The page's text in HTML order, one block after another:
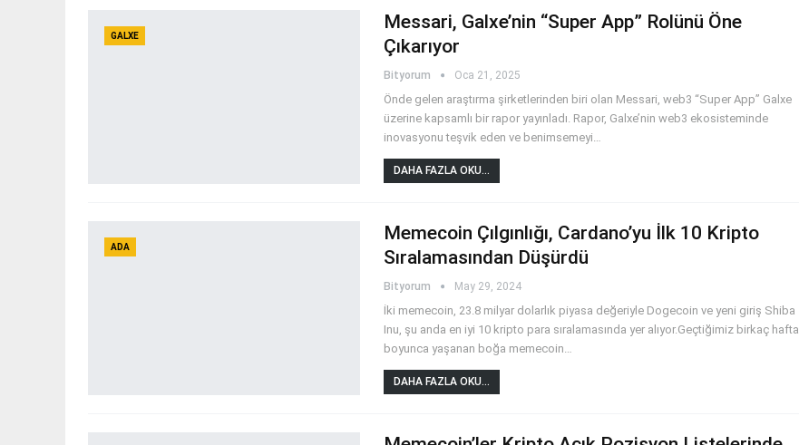
GALXE
Messari, Galxe’nin “Super App” Rolünü Öne
Çıkarıyor
Bityorum Oca 21, 2025
Önde gelen araştırma şirketlerinden biri olan Messari, web3 “Super App” Galxe
üzerine kapsamlı bir rapor yayınladı. Rapor, Galxe’nin web3 ekosisteminde
inovasyonu teşvik eden ve benimsemeyi…
DAHA FAZLA OKU...
ADA
Memecoin Çılgınlığı, Cardano’yu İlk 10 Kripto
Sıralamasından Düşürdü
Bityorum May 29, 2024
İki memecoin, 23.8 milyar dolarlık piyasa değeriyle Dogecoin ve yeni giriş Shiba
Inu, şu anda en iyi 10 kripto para sıralamasında yer alıyor.Geçtiğimiz birkaç hafta
boyunca yaşanan boğa memecoin…
DAHA FAZLA OKU...